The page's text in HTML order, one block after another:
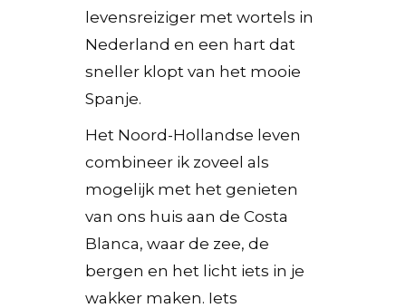
levensreiziger met wortels in
Nederland en een hart dat
sneller klopt van het mooie
Spanje.
Het Noord-Hollandse leven
combineer ik zoveel als
mogelijk met het genieten
van ons huis aan de Costa
Blanca, waar de zee, de
bergen en het licht iets in je
wakker maken. Iets